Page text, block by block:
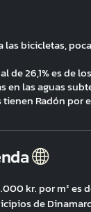
las bicicletas,
de 26,1% es de
en las aguas
tienen Radón por
kr. por m²
de